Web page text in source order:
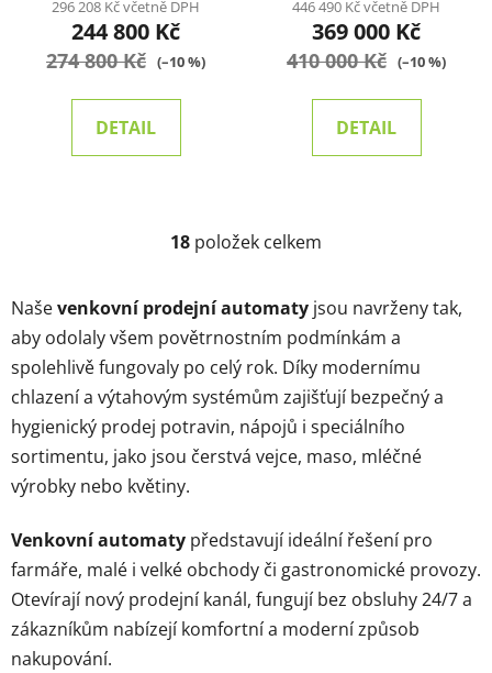
296 208 Kč včetně DPH
244 800 Kč
274 800 Kč (–10 %)
DETAIL
446 490 Kč včetně DPH
369 000 Kč
410 000 Kč (–10 %)
DETAIL
O
l
á
d
a
c
í
p
r
y
v
ý
p
i
18 položek celkem
Naševenkovní prodejní automaty jsou navrženy tak,
aby odolaly všem povětrnostním podmínkám a
spolehlivě fungovaly po celý rok. Díky modernímu
chlazení a výtahovým systémům zajišťují bezpečný a
hygienický prodej potravin, nápojů i speciálního
sortimentu, jako jsou čerstvá vejce, maso, mléčné
výrobky nebo květiny.
Venkovní automaty představují ideální řešení pro
farmáře, malé i velké obchody či gastronomické provozy.
Otevírají nový prodejní kanál, fungují bez obsluhy 24/7 a
zákazníkům nabízejí komfortní a moderní způsob
nakupování.